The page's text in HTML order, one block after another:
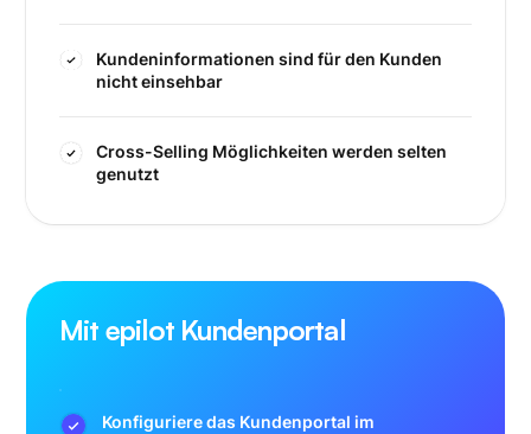
Kundeninformationen sind für den Kunden
nicht einsehbar
Cross-Selling Möglichkeiten werden selten
genutzt
Mit epilot Kundenportal
Konfiguriere das Kundenportal im